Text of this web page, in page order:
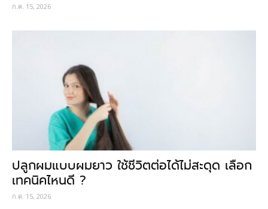
ก.ค. 15, 2026
ปลูกผมแบบผมยาว ใช้ชีวิตต่อได้ไม่สะดุด เลือก
เทคนิคไหนดี ?
ก.ค. 15, 2026